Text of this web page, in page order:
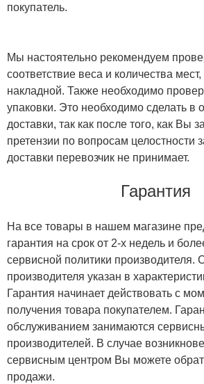
покупатель.
Мы настоятельно рекомендуем
соответствие веса и количества
накладной. Также необходимо
упаковки. Это необходимо сделать в
доставки, так как после того, как Вы
претензии по вопросам целостности
доставки перевозчик не принимает.
Гарантия
На все товары в нашем магазине
гарантия на срок от 2-х недель и
сервисной политики производителя.
производителя указан в
Гарантия начинает действовать с
получения товара покупателем.
обслуживанием занимаются
производителей. В случае
сервисным центром Вы можете
продажи.